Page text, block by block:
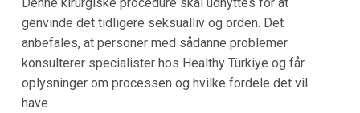
Denne kirurgiske procedure skal udnyttes for at
genvinde det tidligere seksualliv og orden. Det
anbefales, at personer med sådanne problemer
konsulterer specialister hos Healthy Türkiye og får
oplysninger om processen og hvilke fordele det vil
have.